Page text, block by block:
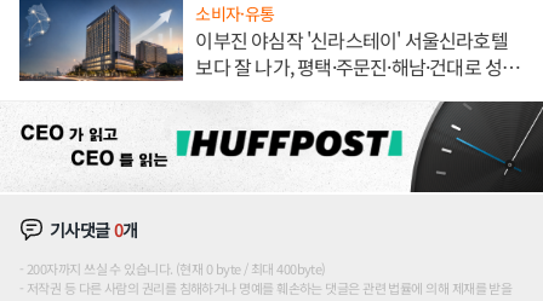
소비자·유통
이부진 야심작 '신라스테이' 서울신라호텔
보다 잘 나가, 평택·주문진·해남·건대로 성
기사댓글0개
200자까지 쓰실 수 있습니다. (현재 0 byte / 최대 400byte)
저작권 등 다른 사람의 권리를 침해하거나 명예를 훼손하는 댓글은 관련 법률에 의해 제재를 받을